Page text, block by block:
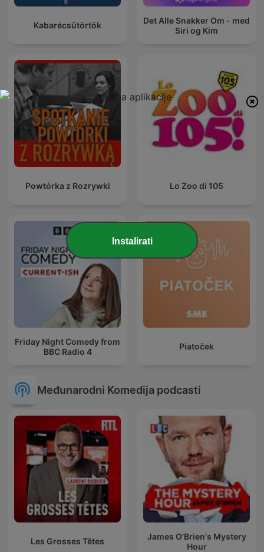
Kabarécsütörtök
Det Alle Snakker Om - med
Siri og Kim
Powtórka z Rozrywki Lo Zoo di 105
Friday Night Comedy from
BBC Radio 4
Piatoček
Međunarodni Komedija podcasti
Les Grosses Têtes
James O'Brien's Mystery
Hour
Instalirati